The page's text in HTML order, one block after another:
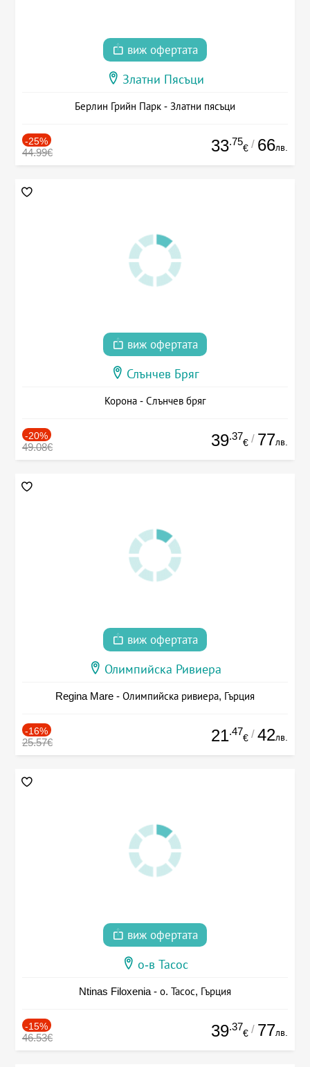
виж офертата
Златни Пясъци
Берлин Грийн Парк - Златни пясъци
-25%
44.99€ 33.75
€ / 66лв.
виж офертата
Слънчев Бряг
Корона - Слънчев бряг
-20%
49.08€ 39.37
€ / 77лв.
виж офертата
Олимпийска Ривиера
Regina Mare - Олимпийска ривиера, Гърция
-16%
25.57€ 21.47
€ / 42лв.
виж офертата
о-в Тасос
Ntinas Filoxenia - о. Тасос, Гърция
-15%
46.53€ 39.37
€ / 77лв.